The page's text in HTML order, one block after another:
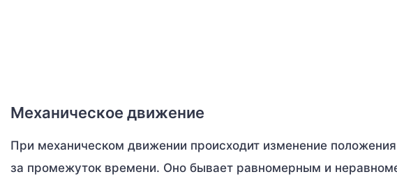
Механическое движение
При механическом движении происходит изменение
за промежуток времени. Оно бывает равномерным и